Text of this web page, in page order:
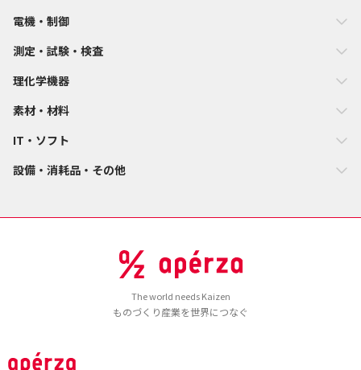
電機・制御
測定・試験・検査
理化学機器
素材・材料
IT・ソフト
設備・消耗品・その他
The world needs Kaizen
ものづくり産業を世界につなぐ